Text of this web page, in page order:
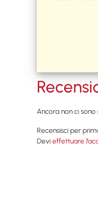
Ancora non ci sono
Recensisci per
Devi effettuare